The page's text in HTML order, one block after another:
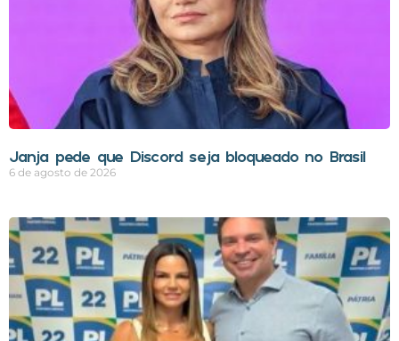
Janja pede que Discord seja bloqueado no Brasil
6 de agosto de 2026